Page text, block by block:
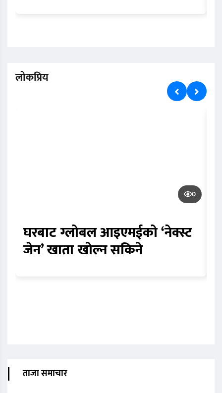
लोकप्रिय
0
घरबाट ग्लोबल आइएमईको ‘नेक्स्ट
जेन’ खाता खोल्न सकिने
ताजा समाचार